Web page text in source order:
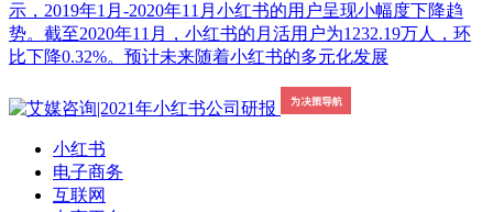
示，2019年1月-2020年11月小红书的用户呈现小幅度下降趋
势。截至2020年11月，小红书的月活用户为1232.19万人，环
比下降0.32%。预计未来随着小红书的多元化发展
小红书
电子商务
互联网